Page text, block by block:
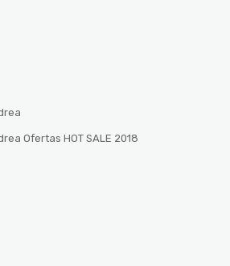
Ofertas HOT SALE 2018